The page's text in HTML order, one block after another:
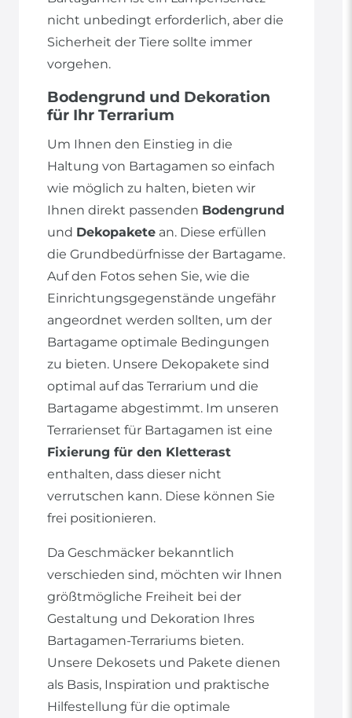
nicht unbedingt erforderlich, aber die
Sicherheit der Tiere sollte immer
vorgehen.
Bodengrund und Dekoration
für Ihr Terrarium
Um Ihnen den Einstieg in die
Haltung von Bartagamen so einfach
wie möglich zu halten, bieten wir
Ihnen direkt passenden Bodengrund
und Dekopakete an. Diese erfüllen
die Grundbedürfnisse der Bartagame.
Auf den Fotos sehen Sie, wie die
Einrichtungsgegenstände ungefähr
angeordnet werden sollten, um der
Bartagame optimale Bedingungen
zu bieten. Unsere Dekopakete sind
optimal auf das Terrarium und die
Bartagame abgestimmt. Im unseren
Terrarienset für Bartagamen ist eine
Fixierung für den Kletterast
enthalten, dass dieser nicht
verrutschen kann. Diese können Sie
frei positionieren.
Da Geschmäcker bekanntlich
verschieden sind, möchten wir Ihnen
größtmögliche Freiheit bei der
Gestaltung und Dekoration Ihres
Bartagamen-Terrariums bieten.
Unsere Dekosets und Pakete dienen
als Basis, Inspiration und praktische
Hilfestellung für die optimale